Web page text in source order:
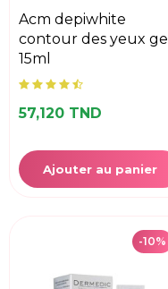
acm depiwhite
contour des yeux gel
15ml
57,120 TND
Ajouter au panier
-10%